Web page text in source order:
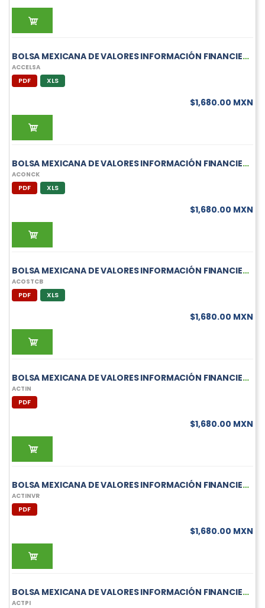
BOLSA MEXICANA DE VALORES INFORMACIÓN FINANCIERA TRIMESTRAL DE ACCELSA
ACCELSA
PDF XLS
$1,680.00 MXN
BOLSA MEXICANA DE VALORES INFORMACIÓN FINANCIERA TRIMESTRAL DE ACONCK
ACONCK
PDF XLS
$1,680.00 MXN
BOLSA MEXICANA DE VALORES INFORMACIÓN FINANCIERA TRIMESTRAL DE ACOSTCB
ACOSTCB
PDF XLS
$1,680.00 MXN
BOLSA MEXICANA DE VALORES INFORMACIÓN FINANCIERA TRIMESTRAL DE ACTIN
ACTIN
PDF
$1,680.00 MXN
BOLSA MEXICANA DE VALORES INFORMACIÓN FINANCIERA TRIMESTRAL DE ACTINVR
ACTINVR
PDF
$1,680.00 MXN
BOLSA MEXICANA DE VALORES INFORMACIÓN FINANCIERA TRIMESTRAL DE ACTPI
ACTPI